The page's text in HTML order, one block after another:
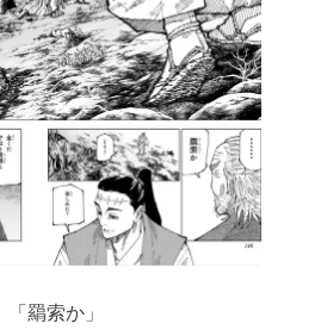
羂索か」